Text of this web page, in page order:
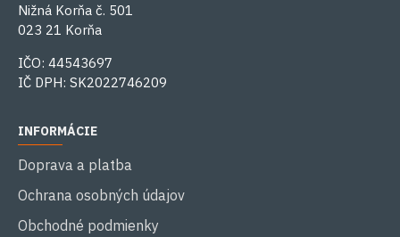
Nižná Korňa č. 501
023 21 Korňa
IČO: 44543697
IČ DPH: SK2022746209
INFORMÁCIE
Doprava a platba
Ochrana osobných údajov
Obchodné podmienky